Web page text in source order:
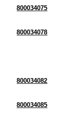
800034075
800034078
800034082
800034085